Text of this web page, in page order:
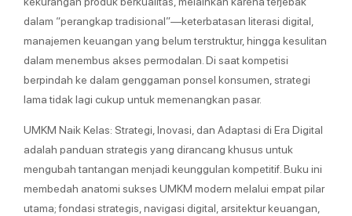
dalam “perangkap tradisional”—keterbatasan literasi digital,
manajemen keuangan yang belum terstruktur, hingga kesulitan
dalam menembus akses permodalan. Di saat kompetisi
berpindah ke dalam genggaman ponsel konsumen, strategi
lama tidak lagi cukup untuk memenangkan pasar.
UMKM Naik Kelas: Strategi, Inovasi, dan Adaptasi di Era Digital
adalah panduan strategis yang dirancang khusus untuk
mengubah tantangan menjadi keunggulan kompetitif. Buku ini
membedah anatomi sukses UMKM modern melalui empat pilar
utama; fondasi strategis, navigasi digital, arsitektur keuangan,